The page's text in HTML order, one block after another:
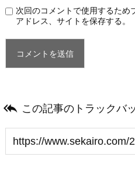
次回のコメントで使用するため
アドレス、サイトを保存する。
 この記事のトラックバ